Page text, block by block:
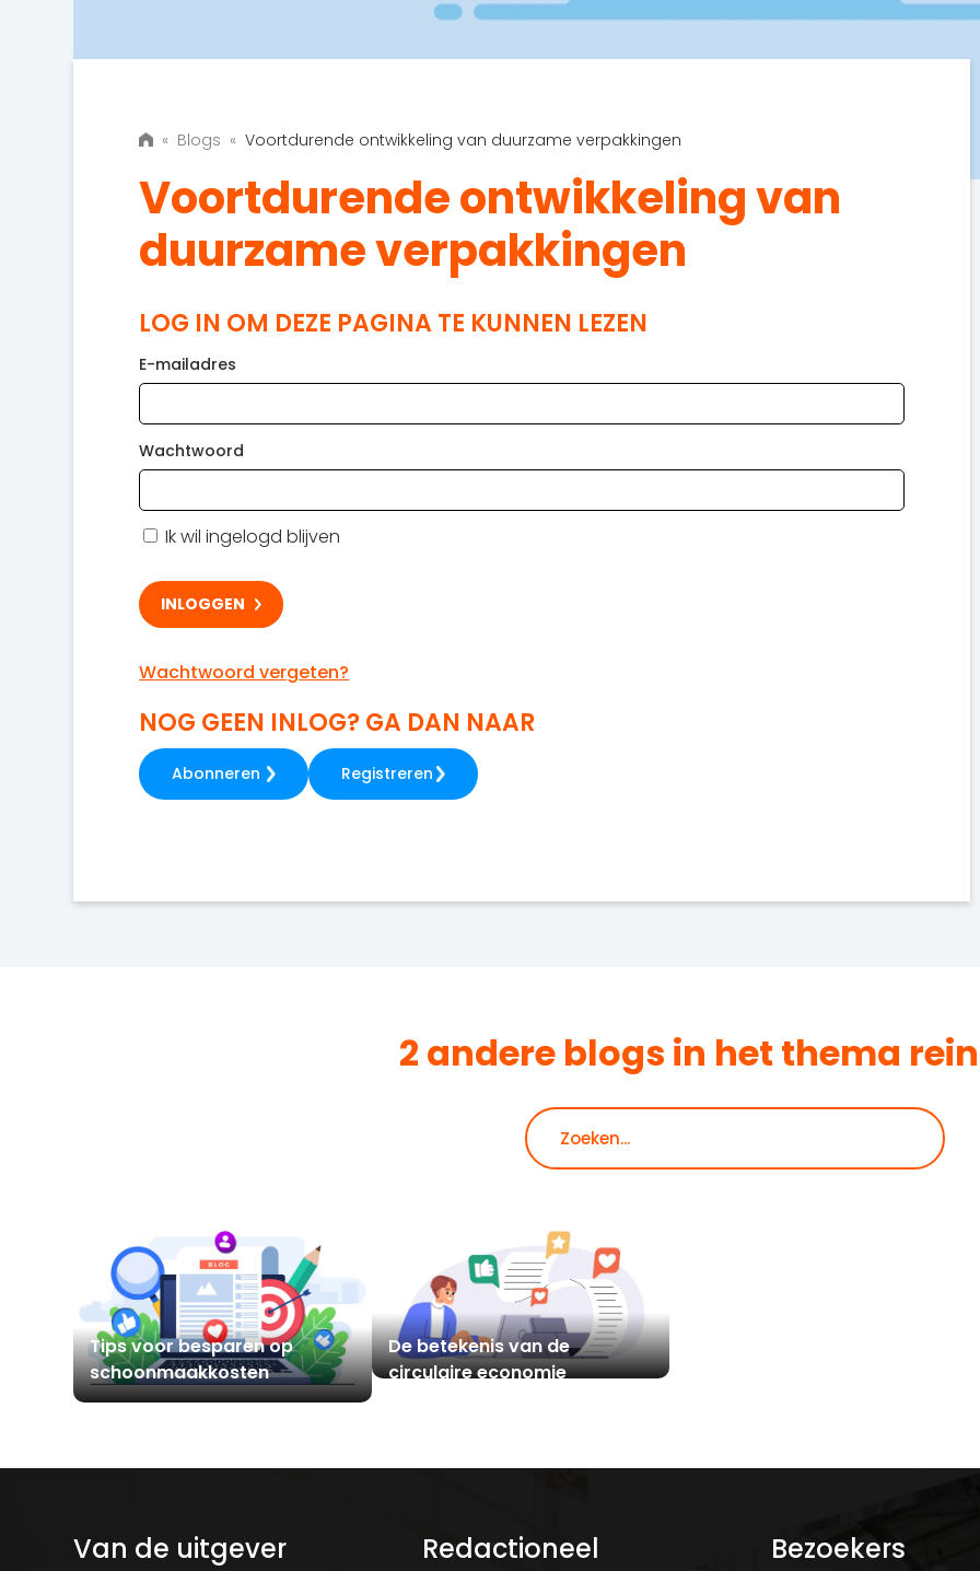
« Blogs «Voortdurende ontwikkeling van duurzame verpakkingen
Voortdurende ontwikkeling van
duurzame verpakkingen
LOG IN OM DEZE PAGINA TE KUNNEN LEZEN
E-mailadres
Wachtwoord
Ik wil ingelogd blijven
Wachtwoord vergeten?
NOG GEEN INLOG? GA DAN NAAR
Abonneren Registreren
2 andere blogs in het thema
Tips voor besparen op
schoonmaakkosten
De betekenis van de
circulaire economie
Van de uitgever Redactioneel Bezoekers